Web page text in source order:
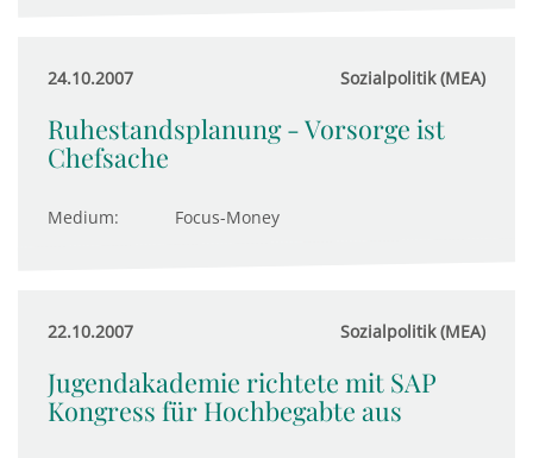
24.10.2007 Sozialpolitik (MEA)
Ruhestandsplanung - Vorsorge ist
Chefsache
Medium: Focus-Money
22.10.2007 Sozialpolitik (MEA)
Jugendakademie richtete mit SAP
Kongress für Hochbegabte aus